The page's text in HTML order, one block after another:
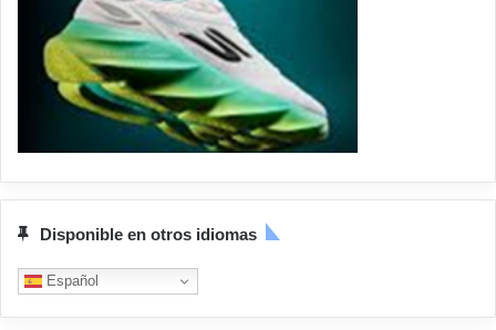
Disponible en otros idiomas
Español